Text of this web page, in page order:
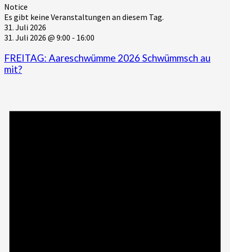
Notice
Es gibt keine Veranstaltungen an diesem Tag.
31. Juli 2026
31. Juli 2026 @ 9:00 - 16:00
FREITAG: Aareschwümme 2026 Schwümmsch au
mit?